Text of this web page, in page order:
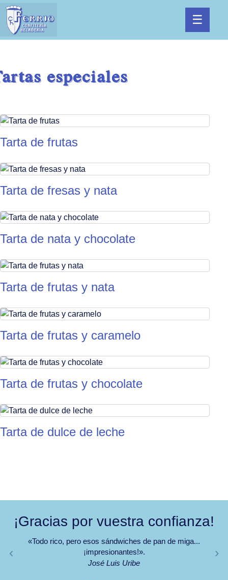
☰
especiales
Tarta de frutas
Tarta de fresas y nata
Tarta de nata y chocolate
Tarta de frutas y nata
Tarta de frutas y caramelo
Tarta de frutas y chocolate
Tarta de dulce de leche
¡Gracias por vuestra confianza!
‹
«Todo rico, pero esos sándwiches de pan de miga...
¡impresionantes!».
José Luis Uribe
›